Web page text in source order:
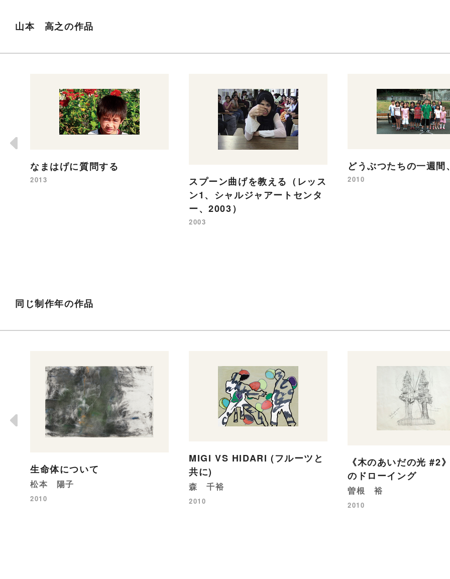
山本 高之の作品
なまはげに質問する
2013
スプーン曲げを教える（レッス
ン1、シャルジャアートセンタ
ー、2003）
2003
どうぶつたちの一週間
2010
同じ制作年の作品
生命体について
松本 陽子
2010
MIGI VS HIDARI (フルーツと
共に)
森 千裕
2010
《木のあいだの光 #2
のドローイング
曽根 裕
2010